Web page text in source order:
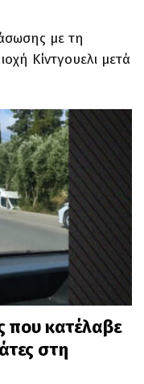
με τη
Κίντγουελι μετά
που κατέλαβε
στη